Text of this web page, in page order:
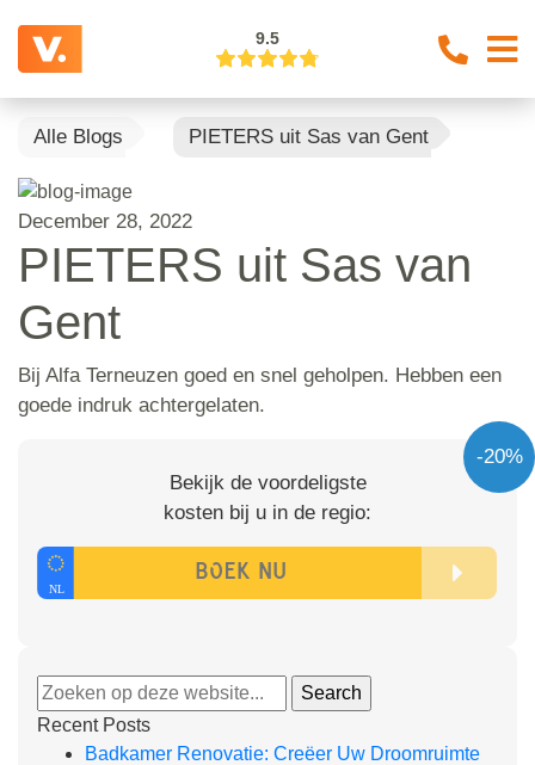
9.5
Alle Blogs PIETERS uit Sas van Gent
December 28, 2022
PIETERS uit Sas van
Gent
Bij Alfa Terneuzen goed en snel geholpen. Hebben een
goede indruk achtergelaten.
-20%
Bekijk de voordeligste
kosten bij u in de regio:
Recent Posts
Badkamer Renovatie: Creëer Uw Droomruimte